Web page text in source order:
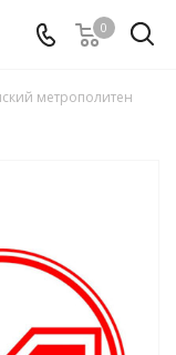
0
метрополитен